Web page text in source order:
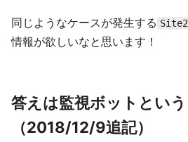
同じようなケースが発生する
情報が欲しいなと思います！
答えは監視ボットとい
（2018/12/9追記）